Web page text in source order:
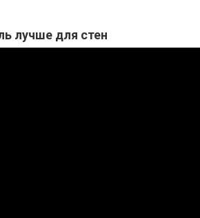
лучше для стен